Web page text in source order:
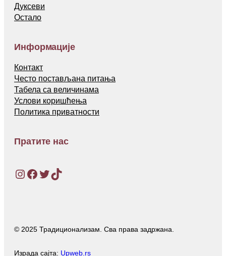
Дуксеви
Остало
Информације
Контакт
Често постављана питања
Табела са величинама
Услови коришћења
Политика приватности
Пратите нас
Instagram Facebook Twitter TikTok
© 2025 Традиционализам. Сва права задржана.
Израда сајта: Upweb.rs